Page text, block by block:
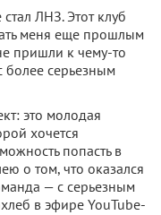
ЛНЗ. Этот клуб
меня еще прошлым
пришли к чему-то
серьезным
это молодая
хочется
попасть в
о том, что оказался
— с серьезным
в эфире YouTube-